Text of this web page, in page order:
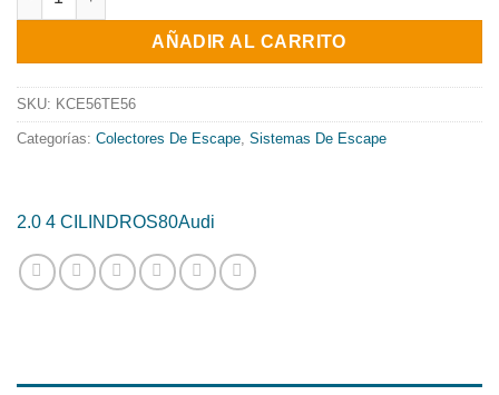
original
era:
1025.10€.
actual
es:
828.71€.
AÑADIR AL CARRITO
SKU: KCE56TE56
Categorías: Colectores De Escape Sistemas De Escape
2.0 4 CILINDROS80Audi